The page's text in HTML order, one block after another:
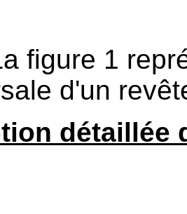
figure 1
d'un
détaillée